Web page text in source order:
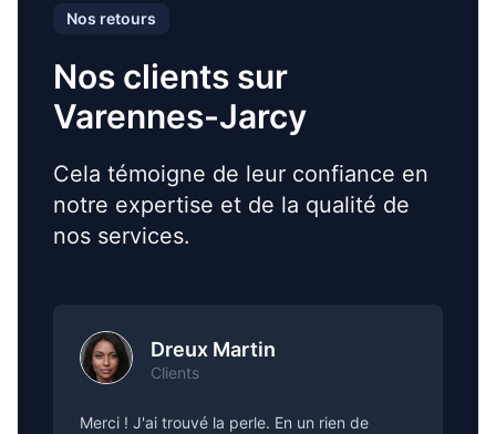
Nos retours
Nos clients sur
Varennes-Jarcy
Cela témoigne de leur confiance en
notre expertise et de la qualité de
nos services.
Dreux Martin
Clients
Merci ! J'ai trouvé la perle. En un rien de